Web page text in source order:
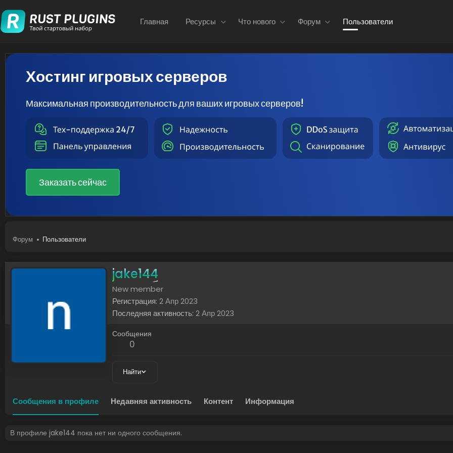
Главная Ресурсы Что нового Форум Пользователи
Хостинг игровых серверов
Максимальная производительность для ваших игровых серверов!
Заказать сейчас
Форум Пользователи
jake144
New member
Регистрация 2 Апр 2023
Последняя активность 2 Апр 2023
Сообщения
0
Найти
Сообщения в профиле Недавняя активность Контент Информация
В профиле jake144 пока нет ни одного сообщения.